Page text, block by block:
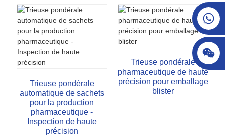
Trieuse pondérale
automatique de sachets
pour la production
pharmaceutique -
Inspection de haute
précision
Trieuse pondérale
pharmaceutique de haute
précision pour emballage
blister